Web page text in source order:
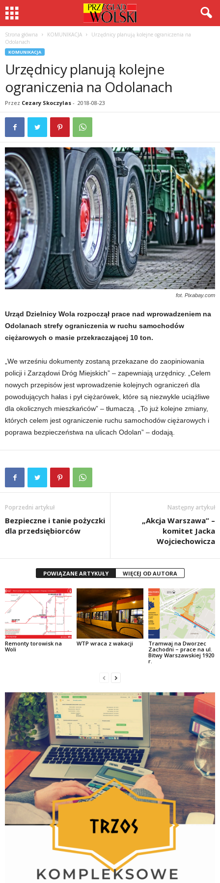
Strona główna KOMUNIKACJA
Urzędnicy planują kolejne ograniczenia na
Odolanach
KOMUNIKACJA
Urzędnicy planują kolejne
ograniczenia na Odolanach
Przez Cezary Skoczylas - 2018-08-23
fot. Pixabay.com
Urząd Dzielnicy Wola rozpoczął prace nad wprowadzeniem na
Odolanach strefy ograniczenia w ruchu samochodów
ciężarowych o masie przekraczającej 10 ton.
„We wrześniu dokumenty zostaną przekazane do zaopiniowania
policji i Zarządowi Dróg Miejskich” – zapewniają urzędnicy. „Celem
nowych przepisów jest wprowadzenie kolejnych ograniczeń dla
powodujących hałas i pył ciężarówek, które są niezwykle uciążliwe
dla okolicznych mieszkańców” – tłumaczą. „To już kolejne zmiany,
których celem jest ograniczenie ruchu samochodów ciężarowych i
poprawa bezpieczeństwa na ulicach Odolan” – dodają.
Poprzedni artykuł
Bezpieczne i tanie pożyczki
dla przedsiębiorców
Następny artykuł
„Akcja Warszawa” –
komitet Jacka
Wojciechowicza
POWIĄZANE ARTYKUŁY WIĘCEJ OD AUTORA
Remonty torowisk na
Woli
WTP wraca z wakacji
Tramwaj na Dworzec
Zachodni – prace na ul.
Bitwy Warszawskiej 1920
r.